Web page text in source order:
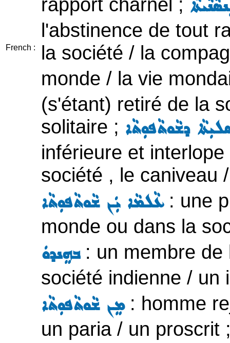
French :
l'abstinence de tout
la société / la
monde / la vie
(s'étant) retiré de la
solitaire ; ܕܫܵܘܬܵܦܘܼܬܵܐ
inférieure et
société , le caniveau
ܥܵܠܡܵܐ ܝܲܢ ܫܵܘܬܵܦܘܼܬܵܐ: une
monde ou dans la
ܒܗܸܢܕܘܿ: un membre de
société indienne /
ܡܸܢ ܫܵܘܬܵܦܘܼܬܵܐ: homme
un paria / un proscrit